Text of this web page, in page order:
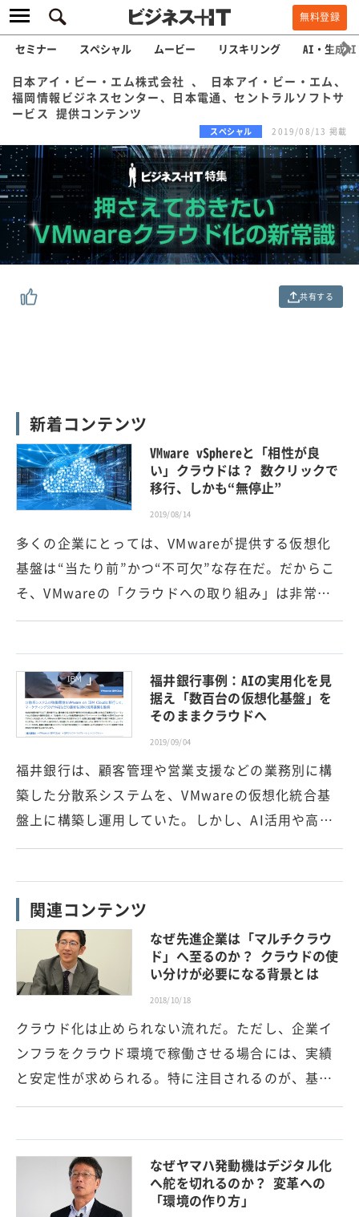
無料登録
セミナー スペシャル ムービー リスキリング AI・生成AI
日本アイ・ビー・エム株式会社 、 日本アイ・ビー・エム、
福岡情報ビジネスセンター、日本電通、セントラルソフトサ
ービス 提供コンテンツ
スペシャル 2019/08/13 掲載
共有する
新着コンテンツ
VMware vSphereと「相性が良
い」クラウドは？ 数クリックで
移行、しかも“無停止”
2019/08/14
多くの企業にとっては、VMwareが提供する仮想化
基盤は“当たり前”かつ“不可欠”な存在だ。だからこ
そ、VMwareの「クラウドへの取り組み」は非常…
福井銀行事例：AIの実用化を見
据え「数百台の仮想化基盤」を
そのままクラウドへ
2019/09/04
福井銀行は、顧客管理や営業支援などの業務別に構
築した分散系システムを、VMwareの仮想化統合基
盤上に構築し運用していた。しかし、AI活用や高…
関連コンテンツ
なぜ先進企業は「マルチクラウ
ド」へ至るのか？ クラウドの使
い分けが必要になる背景とは
2018/10/18
クラウド化は止められない流れだ。ただし、企業イ
ンフラをクラウド環境で稼働させる場合には、実績
と安定性が求められる。特に注目されるのが、基…
なぜヤマハ発動機はデジタル化
へ舵を切れるのか？ 変革への
「環境の作り方」